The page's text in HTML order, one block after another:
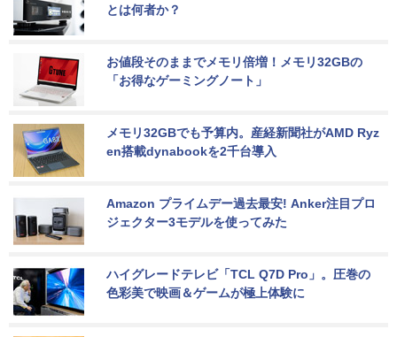
とは何者か？
お値段そのままでメモリ倍増！メモリ32GBの
「お得なゲーミングノート」
メモリ32GBでも予算内。産経新聞社がAMD Ryz
en搭載dynabookを2千台導入
Amazon プライムデー過去最安! Anker注目プロ
ジェクター3モデルを使ってみた
ハイグレードテレビ「TCL Q7D Pro」。圧巻の
色彩美で映画＆ゲームが極上体験に